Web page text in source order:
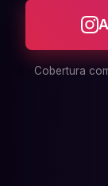
Cobertura